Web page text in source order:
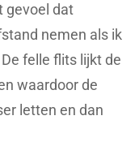
gevoel dat
nemen als ik
felle flits lijkt de
waardoor de
letten en dan